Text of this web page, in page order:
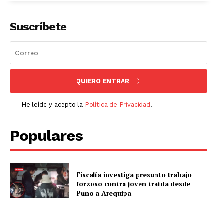
SUSCRIBETE
Suscríbete
QUIERO ENTRAR
He leído y acepto la Política de Privacidad .
Populares
Fiscalía investiga presunto trabajo
forzoso contra joven traída desde
Puno a Arequipa